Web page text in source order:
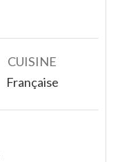
CUISINE
Française